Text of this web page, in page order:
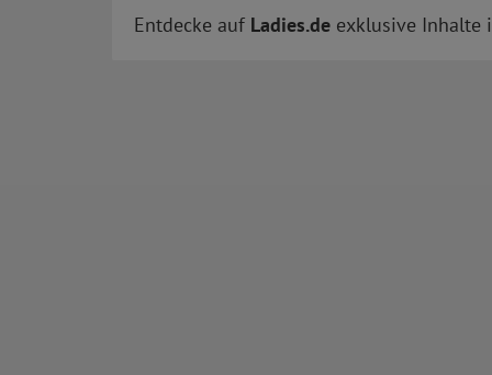
Entdecke auf Ladies.de exklusive Inhalte